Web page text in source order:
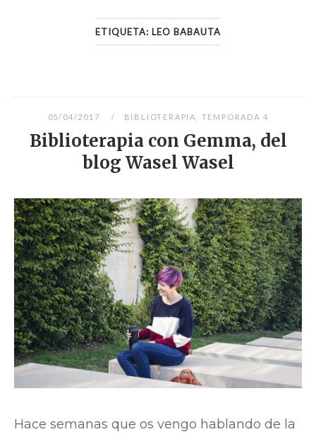
ETIQUETA: LEO BABAUTA
05/04/2017 BIBLIOTERAPIA TEMPORADA 4
Biblioterapia con Gemma, del
blog Wasel Wasel
Hace semanas que os vengo hablando de la